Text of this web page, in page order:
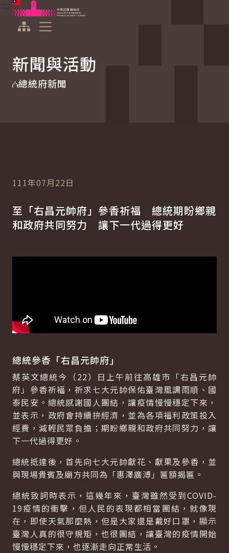
跳到主要內容
中華民國總統府
新聞與活動
總統府新聞
111年07月22日
至「右昌元帥府」參香祈福 總統期盼鄉親
和政府共同努力 讓下一代過得更好
總統參香「右昌元帥府」
蔡英文總統今（22）日上午前往高雄市「右昌元帥
府」參香祈福，祈求七大元帥保佑臺灣風調雨順、國
泰民安。總統感謝國人團結，讓疫情慢慢穩定下來，
並表示，政府會持續拚經濟，並為各項福利政策投入
經費，減輕民眾負擔；期盼鄉親和政府共同努力，讓
下一代過得更好。
總統抵達後，首先向七大元帥獻花、獻果及參香，並
與現場貴賓及廟方共同為「惠澤廣溥」匾額揭匾。
總統致詞時表示，這幾年來，臺灣雖然受到COVID-
19疫情的衝擊，但人民的表現都相當團結，就像現
在，即使天氣那麼熱，但是大家還是戴好口罩，顯示
臺灣人真的很守規矩，也很團結，讓臺灣的疫情開始
慢慢穩定下來，也逐漸走向正常生活。